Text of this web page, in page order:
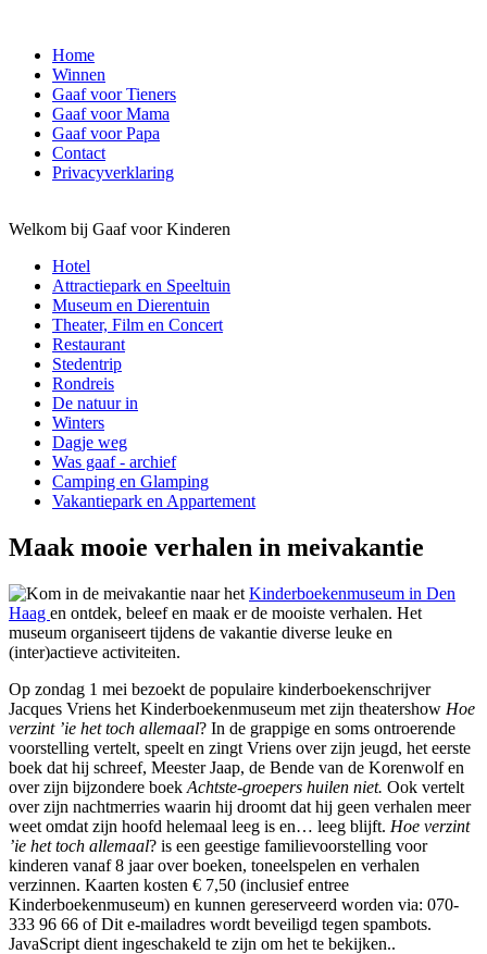
Home
Winnen
Gaaf voor Tieners
Gaaf voor Mama
Gaaf voor Papa
Contact
Privacyverklaring
Welkom bij Gaaf voor Kinderen
Hotel
Attractiepark en Speeltuin
Museum en Dierentuin
Theater, Film en Concert
Restaurant
Stedentrip
Rondreis
De natuur in
Winters
Dagje weg
Was gaaf - archief
Camping en Glamping
Vakantiepark en Appartement
Maak mooie verhalen in meivakantie
Kom in de meivakantie naar het Kinderboekenmuseum in Den
Haag en ontdek, beleef en maak er de mooiste verhalen. Het
museum organiseert tijdens de vakantie diverse leuke en
(inter)actieve activiteiten.
Op zondag 1 mei bezoekt de populaire kinderboekenschrijver
Jacques Vriens het Kinderboekenmuseum met zijn theatershow Hoe
verzint ’ie het toch allemaal? In de grappige en soms ontroerende
voorstelling vertelt, speelt en zingt Vriens over zijn jeugd, het eerste
boek dat hij schreef, Meester Jaap, de Bende van de Korenwolf en
over zijn bijzondere boek Achtste-groepers huilen niet. Ook vertelt
over zijn nachtmerries waarin hij droomt dat hij geen verhalen meer
weet omdat zijn hoofd helemaal leeg is en… leeg blijft. Hoe verzint
’ie het toch allemaal? is een geestige familievoorstelling voor
kinderen vanaf 8 jaar over boeken, toneelspelen en verhalen
verzinnen. Kaarten kosten € 7,50 (inclusief entree
Kinderboekenmuseum) en kunnen gereserveerd worden via: 070-
333 96 66 ofDit e-mailadres wordt beveiligd tegen spambots.
JavaScript dient ingeschakeld te zijn om het te bekijken..